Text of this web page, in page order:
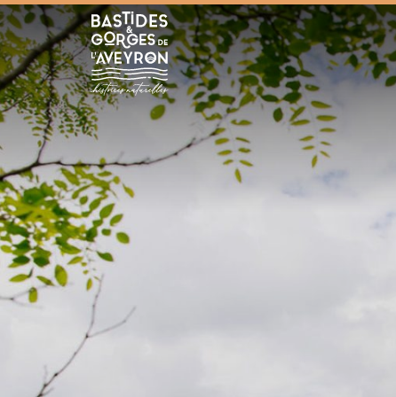
Bastides et Gorges de l&#039;Aveyron